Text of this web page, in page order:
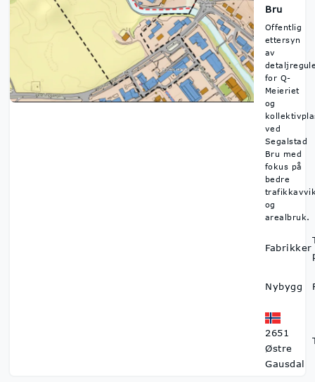
Bru
Offentlig
ettersyn
av
for Q-
Meieriet
og
ved
Segalstad
Bru med
fokus på
bedre
og
arealbruk.
Fabrikker
Nybygg
2651
Østre
Gausdal